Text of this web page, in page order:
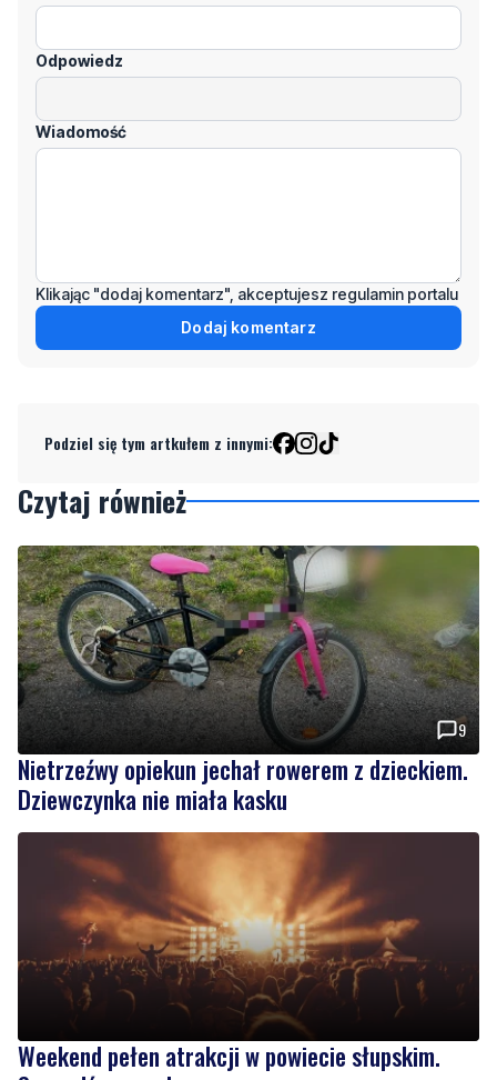
Odpowiedz
Wiadomość
Klikając "dodaj komentarz", akceptujesz regulamin portalu
Dodaj komentarz
Podziel się tym artkułem z innymi:
Czytaj również
9
Nietrzeźwy opiekun jechał rowerem z dzieckiem.
Dziewczynka nie miała kasku
Weekend pełen atrakcji w powiecie słupskim.